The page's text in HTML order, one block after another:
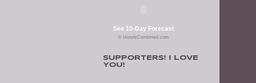
See 10-Day Forecast
© HotelsCombined.com
SUPPORTERS! I LOVE
YOU!